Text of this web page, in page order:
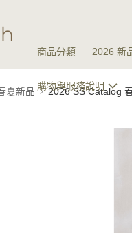
商品分類 2026 新
購物與服務說明
夏新品 2026 SS Catalog